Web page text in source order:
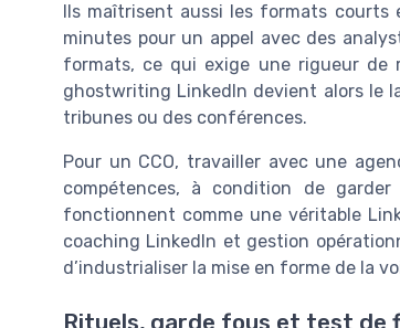
Ils maîtrisent aussi les formats
minutes pour un appel avec des
formats, ce qui exige une rigueur de
ghostwriting LinkedIn devient alors le
tribunes ou des conférences.
Pour un CCO, travailler avec une
compétences, à condition de
fonctionnent comme une véritable
coaching LinkedIn et gestion
d’industrialiser la mise en forme de la
Rituels, garde fous et test de